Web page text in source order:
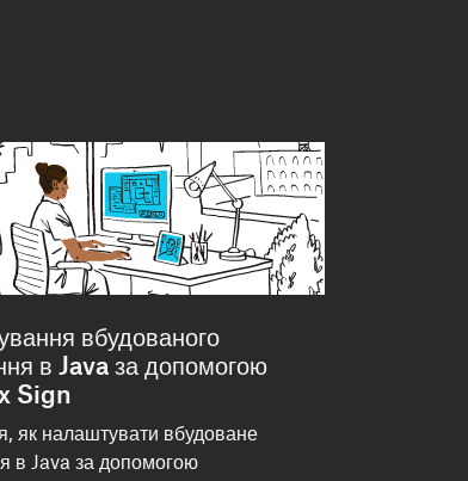
вбудованого
в Java за допомогою
Sign
як налаштувати вбудоване
в Java за допомогою